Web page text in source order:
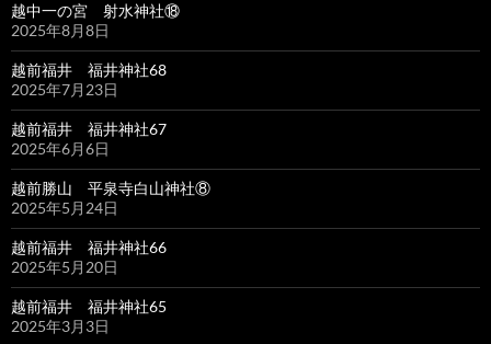
越中一の宮 射水神社⑱
2025年8月8日
越前福井 福井神社68
2025年7月23日
越前福井 福井神社67
2025年6月6日
越前勝山 平泉寺白山神社⑧
2025年5月24日
越前福井 福井神社66
2025年5月20日
越前福井 福井神社65
2025年3月3日